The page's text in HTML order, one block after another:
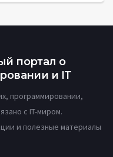
портал о
и IT
программировании,
с IT-миром.
и полезные материалы